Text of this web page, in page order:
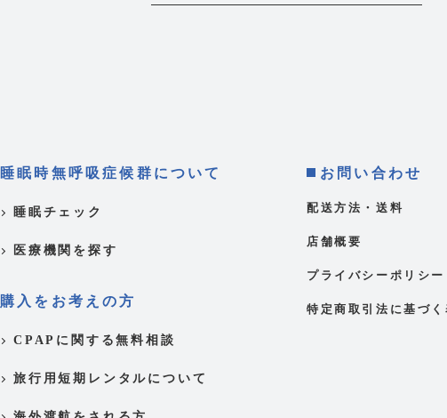
睡眠時無呼吸症候群について
睡眠チェック
医療機関を探す
購入をお考えの方
CPAPに関する無料相談
旅行用短期レンタルについて
お問い合わせ
配送方法・送料
店舗概要
プライバシーポリシー
特定商取引法に基づく